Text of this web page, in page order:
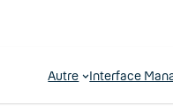
Autre Interface